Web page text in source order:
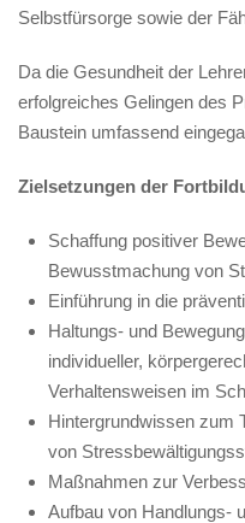
Selbstfürsorge sowie der
Da die Gesundheit der
erfolgreiches Gelingen des
Baustein umfassend
Zielsetzungen der
Schaffung positiver
Bewusstmachung von
Einführung in die
Haltungs- und
individueller,
Verhaltensweisen im
Hintergrundwissen zum
von
Maßnahmen zur
Aufbau von Handlungs-